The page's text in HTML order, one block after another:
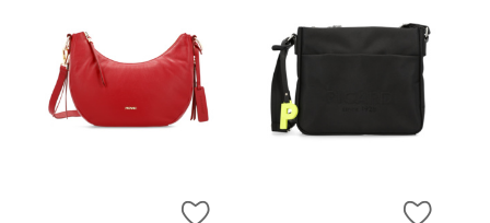
ZUR WUNSCHLISTE HINZUFÜGEN
ZUR